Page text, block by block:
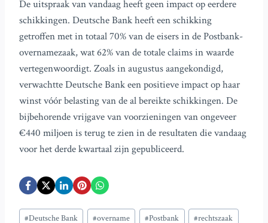
De uitspraak van vandaag heeft geen impact op eerdere
schikkingen. Deutsche Bank heeft een schikking
getroffen met in totaal 70% van de eisers in de Postbank-
overnamezaak, wat 62% van de totale claims in waarde
vertegenwoordigt. Zoals in augustus aangekondigd,
verwachtte Deutsche Bank een positieve impact op haar
winst vóór belasting van de al bereikte schikkingen. De
bijbehorende vrijgave van voorzieningen van ongeveer
€440 miljoen is terug te zien in de resultaten die vandaag
voor het derde kwartaal zijn gepubliceerd.
Bericht
#Deutsche Bank #overname #Postbank #rechtszaak